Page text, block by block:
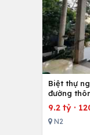
Biệt thự
đường
9.2 tỷ ·
N2